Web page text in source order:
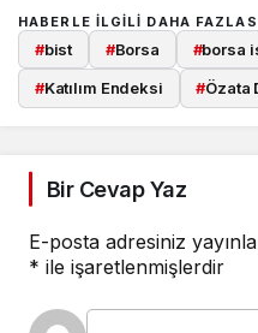
HABERLE ILGILI DAHA
#bist #Borsa #borsa
#Katılım Endeksi #Özata
Bir Cevap Yaz
E-posta adresiniz
* ile işaretlenmişlerdir